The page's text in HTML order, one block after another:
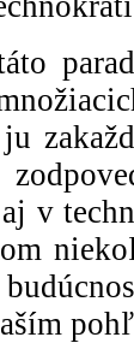
aj v